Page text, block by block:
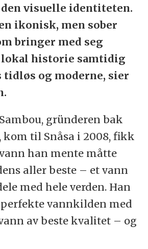
den visuelle identiteten.
ikonisk, men sober
bringer med seg
historie samtidig
tidløs og moderne, sier
gründeren bak
kom til Snåsa i 2008, fikk
han mente måtte
aller beste – et vann
med hele verden. Han
vannkilden med
av beste kvalitet – og